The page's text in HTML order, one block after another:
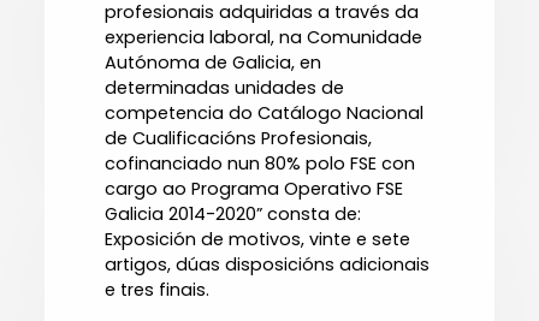
profesionais adquiridas a través da
experiencia laboral, na Comunidade
Autónoma de Galicia, en
determinadas unidades de
competencia do Catálogo Nacional
de Cualificacións Profesionais,
cofinanciado nun 80% polo FSE con
cargo ao Programa Operativo FSE
Galicia 2014-2020” consta de:
Exposición de motivos, vinte e sete
artigos, dúas disposicións adicionais
e tres finais.